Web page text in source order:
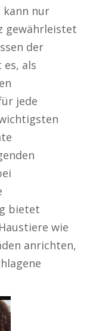
nur
gewährleistet
der
als
jede
bietet
wie
anrichten,